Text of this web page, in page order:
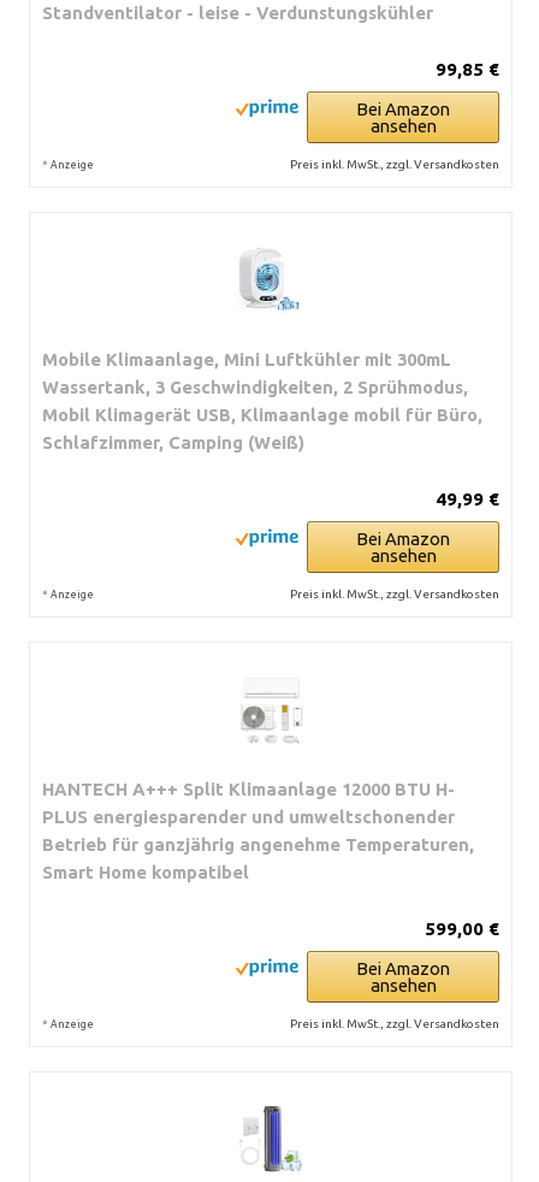
Standventilator - leise - Verdunstungskühler
99,85 €
Bei Amazon
ansehen
* Anzeige Preis inkl. MwSt., zzgl. Versandkosten
Mobile Klimaanlage, Mini Luftkühler mit 300mL
Wassertank, 3 Geschwindigkeiten, 2 Sprühmodus,
Mobil Klimagerät USB, Klimaanlage mobil für Büro,
Schlafzimmer, Camping (Weiß)
49,99 €
Bei Amazon
ansehen
* Anzeige Preis inkl. MwSt., zzgl. Versandkosten
HANTECH A+++ Split Klimaanlage 12000 BTU H-
PLUS energiesparender und umweltschonender
Betrieb für ganzjährig angenehme Temperaturen,
Smart Home kompatibel
599,00 €
Bei Amazon
ansehen
* Anzeige Preis inkl. MwSt., zzgl. Versandkosten